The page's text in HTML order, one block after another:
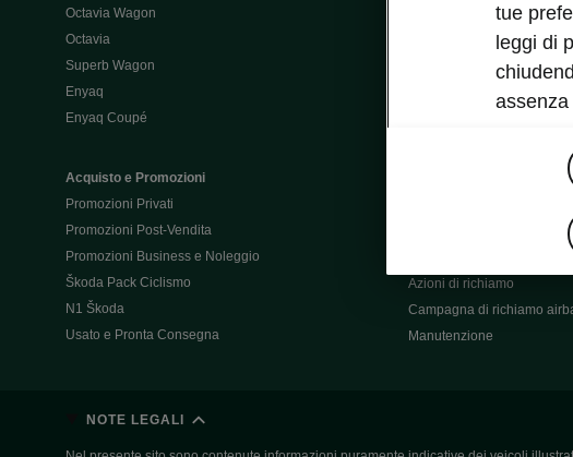
Octavia Wagon
Octavia
Superb Wagon
Enyaq
Enyaq Coupé
Acquisto e Promozioni
Promozioni Privati
Promozioni Post-Vendita
Promozioni Business e Noleggio
Škoda Pack Ciclismo
N1 Škoda
Usato e Pronta Consegna
Post-vendita aziende e
Škoda Supercard
Azioni di richiamo
Campagna di richiamo
Manutenzione
NOTE LEGALI
tue
leggi di